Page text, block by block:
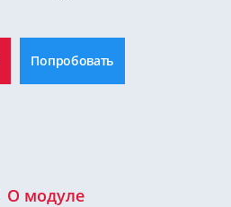
Попробовать
О модуле